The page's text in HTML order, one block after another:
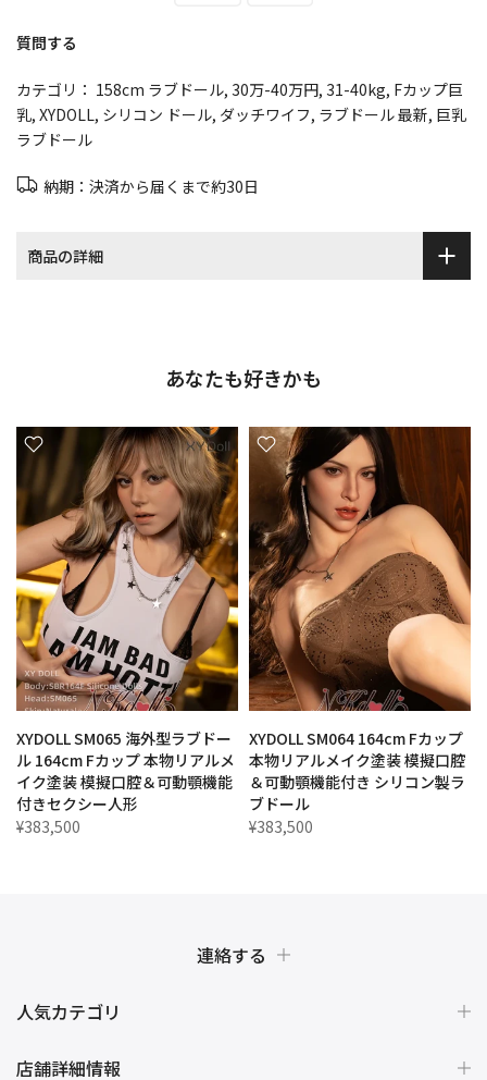
質問する
カテゴリ： 158cm ラブドール 30万-40万円 31-40kg Fカップ巨
乳 XYDOLL シリコン ドール ダッチワイフ ラブドール 最新 巨乳
ラブドール
納期：決済から届くまで約30日
商品の詳細
あなたも好きかも
XYDOLL SM065 海外型ラブドー
ル 164cm Fカップ 本物リアルメ
イク塗装 模擬口腔＆可動顎機能
付きセクシー人形
¥383,500
XYDOLL SM064 164cm Fカップ
本物リアルメイク塗装 模擬口腔
＆可動顎機能付き シリコン製ラ
ブドール
¥383,500
連絡する
人気カテゴリ
店舗詳細情報